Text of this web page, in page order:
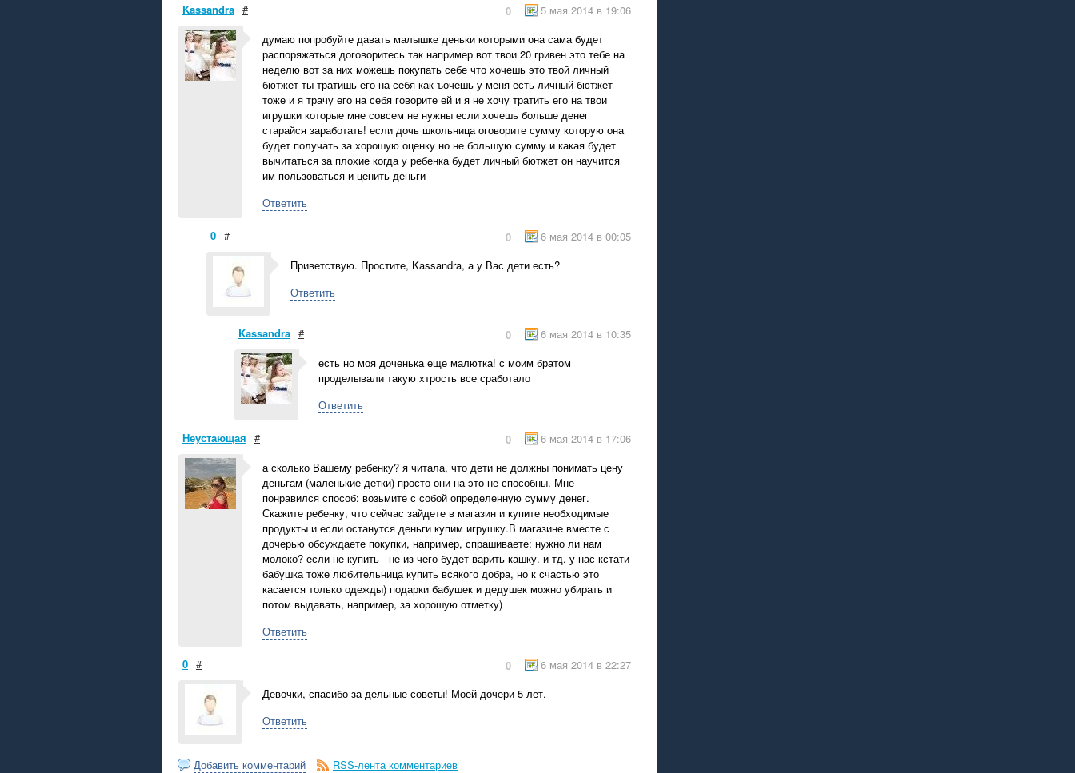
Kassandra # 5 мая 2014 в 19:06
0
думаю попробуйте давать малышке деньки которыми она сама будет
распоряжаться договоритесь так например вот твои 20 гривен это тебе на
неделю вот за них можешь покупать себе что хочешь это твой личный
бютжет ты тратишь его на себя как ъочешь у меня есть личный бютжет
тоже и я трачу его на себя говорите ей и я не хочу тратить его на твои
игрушки которые мне совсем не нужны если хочешь больше денег
старайся заработать! если дочь школьница оговорите сумму которую она
будет получать за хорошую оценку но не большую сумму и какая будет
вычитаться за плохие когда у ребенка будет личный бютжет он научится
им пользоваться и ценить деньги
Ответить
0 # 6 мая 2014 в 00:05
0
Приветствую. Простите, Kassandra, а у Вас дети есть?
Ответить
Kassandra # 6 мая 2014 в 10:35
0
есть но моя доченька еще малютка! с моим братом
проделывали такую хтрость все сработало
Ответить
Неустающая # 6 мая 2014 в 17:06
0
а сколько Вашему ребенку? я читала, что дети не должны понимать цену
деньгам (маленькие детки) просто они на это не способны. Мне
понравился способ: возьмите с собой определенную сумму денег.
Скажите ребенку, что сейчас зайдете в магазин и купите необходимые
продукты и если останутся деньги купим игрушку.В магазине вместе с
дочерью обсуждаете покупки, например, спрашиваете: нужно ли нам
молоко? если не купить - не из чего будет варить кашку. и тд. у нас кстати
бабушка тоже любительница купить всякого добра, но к счастью это
касается только одежды) подарки бабушек и дедушек можно убирать и
потом выдавать, например, за хорошую отметку)
Ответить
0 # 6 мая 2014 в 22:27
0
Девочки, спасибо за дельные советы! Моей дочери 5 лет.
Ответить
Добавить комментарий RSS-лента комментариев